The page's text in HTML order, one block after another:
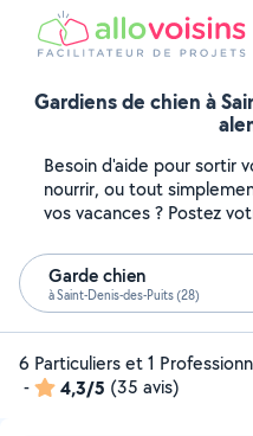
Gardiens de chien à
Besoin d'aide pour sortir
nourrir, ou tout
vos vacances ? Postez
Garde chien
à Saint-Denis-des-Puits (28)
6 Particuliers et 1
-
4,3/5 (35 avis)